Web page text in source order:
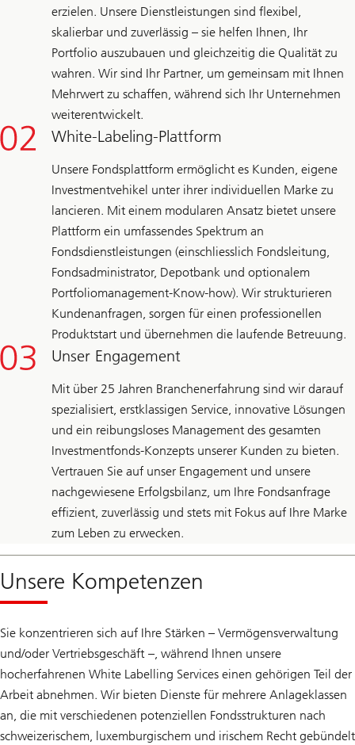
erzielen. Unsere Dienstleistungen sind flexibel,
skalierbar und zuverlässig – sie helfen Ihnen, Ihr
Portfolio auszubauen und gleichzeitig die Qualität zu
wahren. Wir sind Ihr Partner, um gemeinsam mit Ihnen
Mehrwert zu schaffen, während sich Ihr Unternehmen
weiterentwickelt.
White-Labeling-Plattform
Unsere Fondsplattform ermöglicht es Kunden, eigene
Investmentvehikel unter ihrer individuellen Marke zu
lancieren. Mit einem modularen Ansatz bietet unsere
Plattform ein umfassendes Spektrum an
Fondsdienstleistungen (einschliesslich Fondsleitung,
Fondsadministrator, Depotbank und optionalem
Portfoliomanagement-Know-how). Wir strukturieren
Kundenanfragen, sorgen für einen professionellen
Produktstart und übernehmen die laufende Betreuung.
Unser Engagement
Mit über 25 Jahren Branchenerfahrung sind wir darauf
spezialisiert, erstklassigen Service, innovative Lösungen
und ein reibungsloses Management des gesamten
Investmentfonds-Konzepts unserer Kunden zu bieten.
Vertrauen Sie auf unser Engagement und unsere
nachgewiesene Erfolgsbilanz, um Ihre Fondsanfrage
effizient, zuverlässig und stets mit Fokus auf Ihre Marke
zum Leben zu erwecken.
Unsere Kompetenzen
Sie konzentrieren sich auf Ihre Stärken – Vermögensverwaltung
und/oder Vertriebsgeschäft –, während Ihnen unsere
hocherfahrenen White Labelling Services einen gehörigen Teil der
Arbeit abnehmen. Wir bieten Dienste für mehrere Anlageklassen
an, die mit verschiedenen potenziellen Fondsstrukturen nach
schweizerischem, luxemburgischem und irischem Recht gebündelt